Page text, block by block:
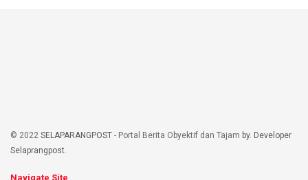
© 2022 SELAPARANGPOST - Portal Berita Obyektif dan Tajam by. Developer
Selaprangpost.
Navigate Site